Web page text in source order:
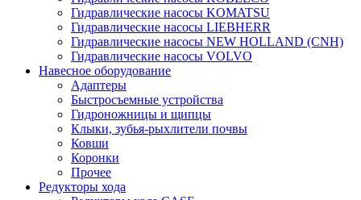
Гидравлические насосы KOMATSU
Гидравлические насосы LIEBHERR
Гидравлические насосы NEW HOLLAND (CNH)
Гидравлические насосы VOLVO
Навесное оборудование
Адаптеры
Быстросъемные устройства
Гидроножницы и щипцы
Клыки, зубья-рыхлители почвы
Ковши
Коронки
Прочее
Редукторы хода